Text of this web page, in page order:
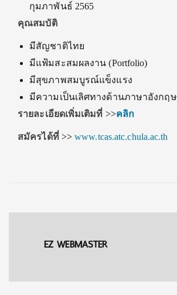
กุมภาพันธ์ 2565
คุณสมบัติ
มีสัญชาติไทย
มีแฟ้มสะสมผลงาน (Portfolio)
มีสุขภาพสมบูรณ์แข็งแรง
มีความเป็นเลิศทางด้านภาษาอังกฤษ
รายละเอียดเพิ่มเติมที่ >>คลิก
สมัครได้ที่ >> www.tcas.atc.chula.ac.th
EZ WEBMASTER